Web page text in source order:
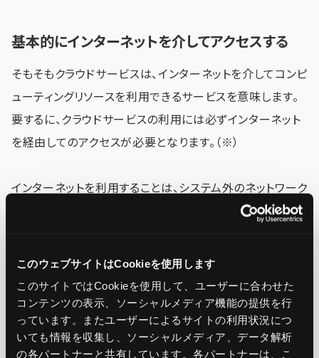
このウェブサイトはCookieを使用します
このサイトではCookieを使用して、ユーザーに合わせた
コンテンツの表示、ソーシャルメディア機能の提供を行
っています。またユーザーによるサイトの利用状況につ
いても情報を収集し、ソーシャルメディア、データ解析
の各パートナーと共有しています。各パートナーは、こ
基本的にインターネットを介してアクセスする
そもそもクラウドサービスは、インターネットを介してコンピ
ューティングリソースを利用できるサービスを意味します。
要するに、クラウドサービスの利用には必ずインターネット
を経由してのアクセスが必要となります。（※）
インターネットを利用することは、システム外のネットワーク
に対するセキュリティを考慮する必要があることを意味し
インターネットに繋がらない環境をオフライン環境と呼び
ますが、オフラインのオンプレミス環境では、システム外のネ
ットワークからセキュリティ攻撃を受けるリスクを考慮する
必要性はあまりありません。クラウドを利用することで、オン